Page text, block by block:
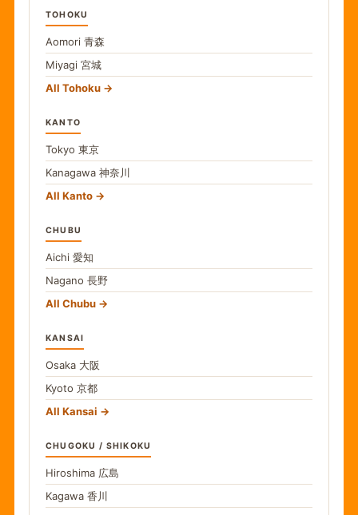
TOHOKU
Aomori 青森
Miyagi 宮城
All Tohoku
KANTO
Tokyo 東京
Kanagawa 神奈川
All Kanto
CHUBU
Aichi 愛知
Nagano 長野
All Chubu
KANSAI
Osaka 大阪
Kyoto 京都
All Kansai
CHUGOKU / SHIKOKU
Hiroshima 広島
Kagawa 香川